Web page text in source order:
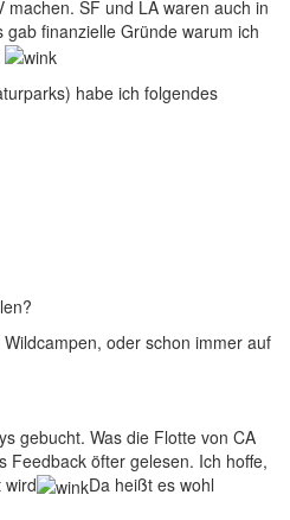
machen. SF und LA waren auch in
finanzielle Gründe warum ich
habe ich folgendes
oder schon immer auf
gebucht. Was die Flotte von CA
Feedback öfter gelesen. Ich hoffe,
wird
Da heißt es wohl